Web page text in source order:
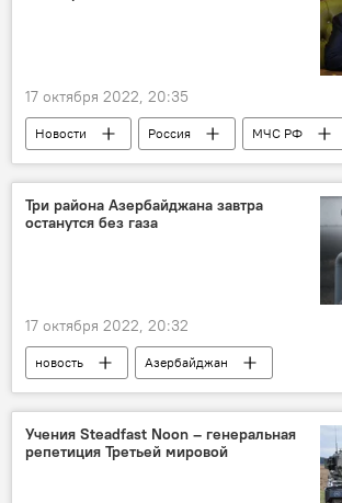
17 октября 2022, 20:35
Новости Россия
МЧС РФ
Минздрав РФ
самолет
боевая авиация
Владимир Путин
Три района Азербайджана завтра
останутся без газа
17 октября 2022, 20:32
новость
Азербайджан
Газоснабжение
SOCAR
Гедабейский район
Шамкирский район
Товузский район
Учения Steadfast Noon – генеральная
репетиция Третьей мировой